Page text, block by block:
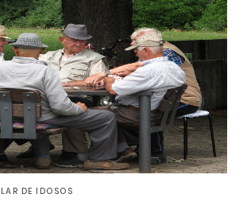
LAR DE IDOSOS